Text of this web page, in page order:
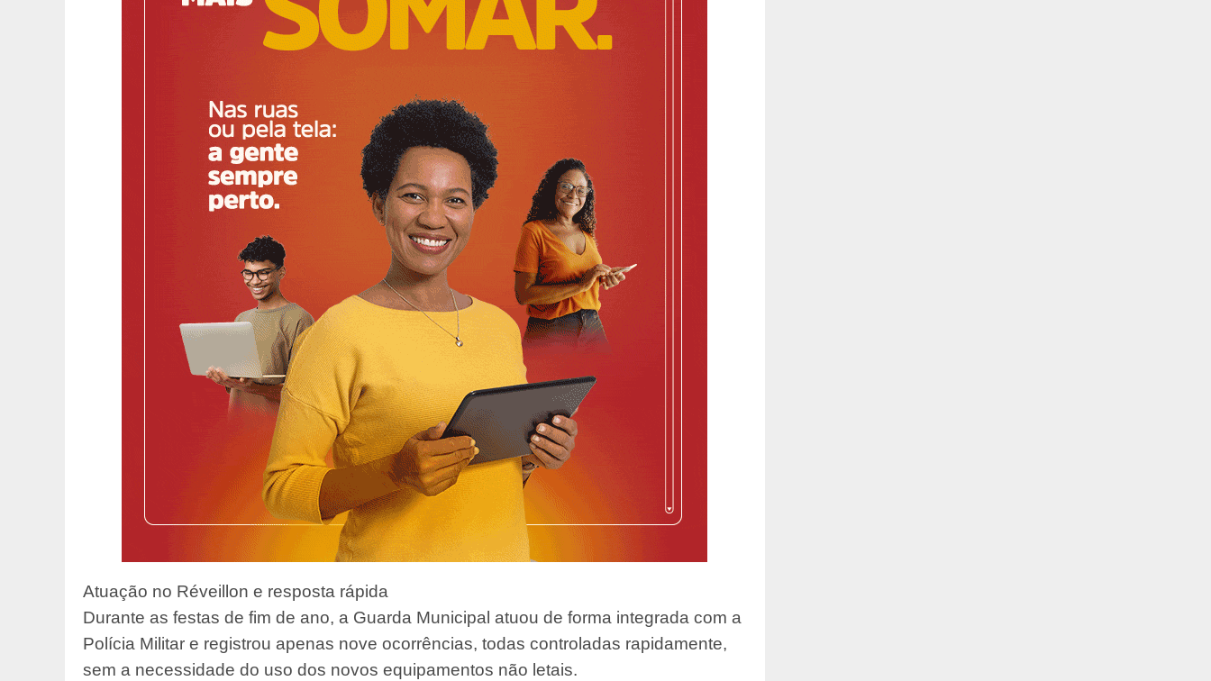
Atuação no Réveillon e resposta rápida
Durante as festas de fim de ano, a Guarda Municipal atuou de forma integrada com a
Polícia Militar e registrou apenas nove ocorrências, todas controladas rapidamente,
sem a necessidade do uso dos novos equipamentos não letais.